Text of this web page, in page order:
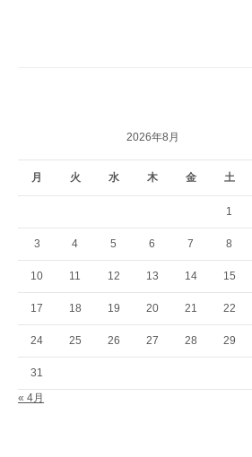
2026年8月
月 火 水 木 金 土
1
3 4 5 6 7 8
10 11 12 13 14 15
17 18 19 20 21 22
24 25 26 27 28 29
31
« 4月